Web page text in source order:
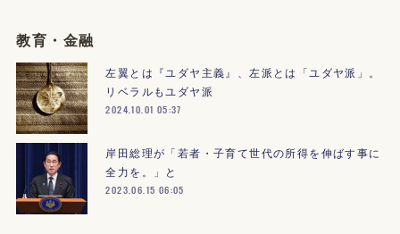
教育・金融
左翼とは『ユダヤ主義』、左派とは「ユダヤ派」。
リベラルもユダヤ派
2024.10.01 05:37
岸田総理が「若者・子育て世代の所得を伸ばす事に
全力を。」と
2023.06.15 06:05